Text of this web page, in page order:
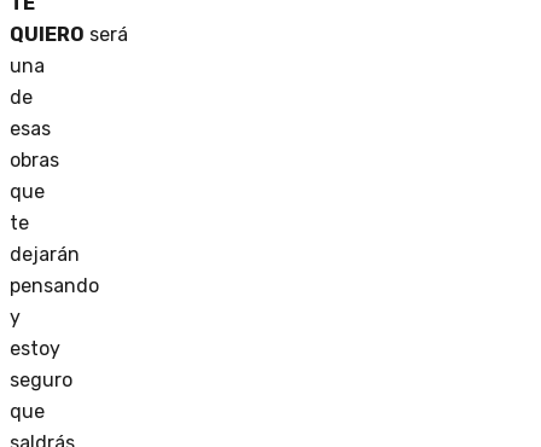
QUIERO será
una
de
esas
obras
que
te
dejarán
pensando
y
estoy
seguro
que